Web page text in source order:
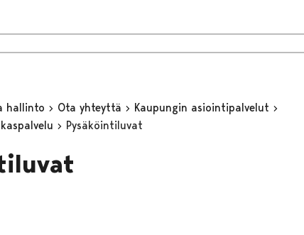
hallinto Ota yhteyttä
Kaupungin asiointipalvelut
Pysäköintiluvat